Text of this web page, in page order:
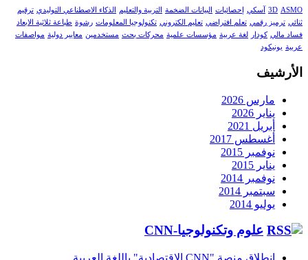
3D ASMO آسكي إحصائيات البيانات الضخمة التربية والتعليم الذكاء الاصطناعي التوليدي ترقيم
ثنائي ترميز رقمي تعلم افتراضي تعليم الكتروني تكنولوجيا المعلومات رشوة طباعة ثلاثية الابعاد
فساد مالي كودار لغة عربية مؤسسات علمية محركات بحث مستخدمين معايير دولية مواصفات
عربية يونيكود
الأرشيف
مارس 2026
يناير 2026
أبريل 2021
أغسطس 2017
نوفمبر 2015
يناير 2015
نوفمبر 2014
سبتمبر 2014
يوليو 2014
علوم وتكنولوجيا-CNN
انطلاق منصة "CNN الاقتصادية" باللغة العربية